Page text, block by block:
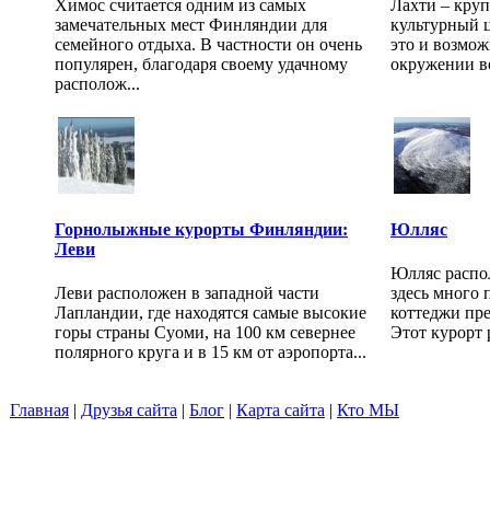
Химос считается одним из самых
замечательных мест Финляндии для
семейного отдыха. В частности он очень
популярен, благодаря своему удачному
располож...
Лахти –
культурный
это и
окружении
Горнолыжные курорты Финляндии:
Леви
Леви расположен в западной части
Лапландии, где находятся самые высокие
горы страны Суоми, на 100 км севернее
полярного круга и в 15 км от аэропорта...
Юлляс
Юлляс
здесь много
коттеджи
Этот курорт
Главная | Друзья сайта | Блог | Карта сайта | Кто МЫ